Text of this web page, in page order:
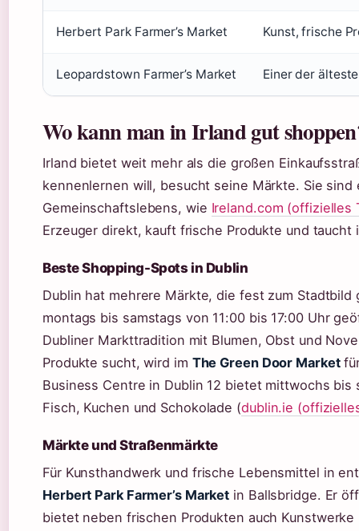
Herbert Park Farmer’s Market Kunst, frische
Leopardstown Farmer’s Market Einer der
Wo kann man in Irland gut
Irland bietet weit mehr als die großen
kennenlernen will, besucht seine Märkte. Sie sind
Gemeinschaftslebens, wie Ireland.com (offizielles
Erzeuger direkt, kauft frische Produkte und taucht
Beste Shopping-Spots in Dublin
Dublin hat mehrere Märkte, die fest zum
montags bis samstags von 11:00 bis 17:00 Uhr
Dubliner Markttradition mit Blumen, Obst und
Produkte sucht, wird im The Green Door Market
Business Centre in Dublin 12 bietet mittwochs
Fisch, Kuchen und Schokolade (dublin.ie
Märkte und Straßenmärkte
Für Kunsthandwerk und frische Lebensmittel in
Herbert Park Farmer’s Market in Ballsbridge. Er
bietet neben frischen Produkten auch